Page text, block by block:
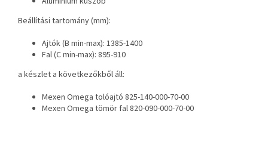
Beállítási tartomány (mm):
Ajtók (B min-max): 1385-1400
Fal (C min-max): 895-910
a készlet a következőkből áll:
Mexen Omega tolóajtó 825-140-000-70-00
Mexen Omega tömör fal 820-090-000-70-00